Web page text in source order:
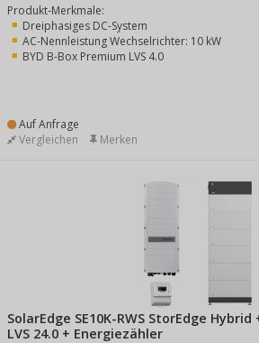
Produkt-Merkmale:
Dreiphasiges DC-System
AC-Nennleistung Wechselrichter: 10 kW
BYD B-Box Premium LVS 4.0
Auf Anfrage
Vergleichen Merken
SolarEdge SE10K-RWS StorEdge Hybrid
LVS 24.0 + Energiezähler